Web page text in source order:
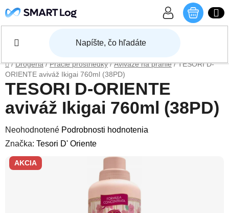
Domov
/ Drogéria / Pracie prostriedky / Aviváže na pranie / TESORI D-
ORIENTE aviváž Ikigai 760ml (38PD)
TESORI D-ORIENTE
aviváž Ikigai 760ml (38PD)
Priemerné hodnotenie produktu je 0,0 z 5 hviezdičiek.
Neohodnotené Podrobnosti hodnotenia
Značka: Tesori D' Oriente
AKCIA